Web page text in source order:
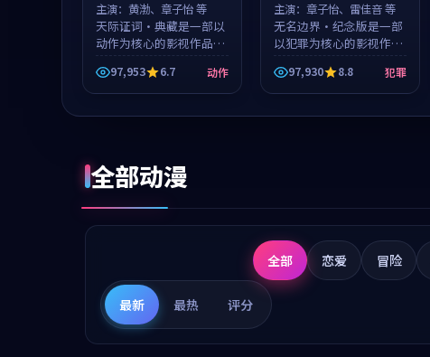
主演： 黄渤、章子怡 等
天际证词·典藏是一部以
动作为核心的影视作品，
围绕危机、反转与人物成
长展开，整体节奏紧凑，
值得推荐观看。
97,953 6.7 动作
主演： 章子怡、雷佳音 等
无名边界·纪念版是一部
以犯罪为核心的影视作
品，围绕危机、反转与人
物成长展开，整体节奏紧
凑，值得推荐观看。
97,930 8.8 犯罪
全部动漫
全部 恋爱 冒险
最新 最热 评分